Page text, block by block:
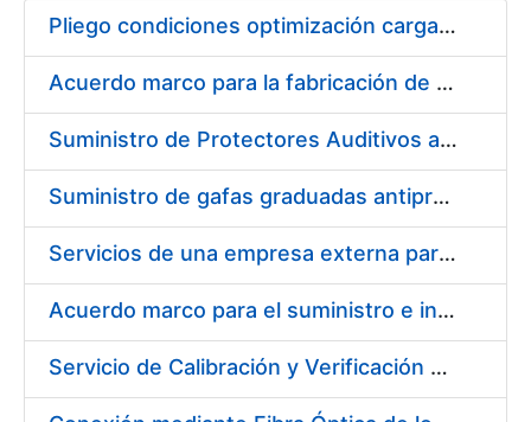
Erakutsi/Ezkutatu
Pliego condiciones optimización cargas compras firmado
Acuerdo marco para la fabricación de piezas
Suministro de Protectores Auditivos a medida para las personas trabajadoras de los Centros de Trabajo de Madrid y Burgos
Suministro de gafas graduadas antiproyecciones para los trabajadores de la FNMT-RCM en los centros de trabajo de Madrid y Burgos
Servicios de una empresa externa para el asesoramiento y resolución de los recursos de alzada que se presentan relacionados con procesos de selección para la FNMT-RCM
Acuerdo marco para el suministro e instalación de persianas, estores y otros complementos
Servicio de Calibración y Verificación Externa de los Equipos de Medición del Servicio de Prevención de la FNMT-RCM